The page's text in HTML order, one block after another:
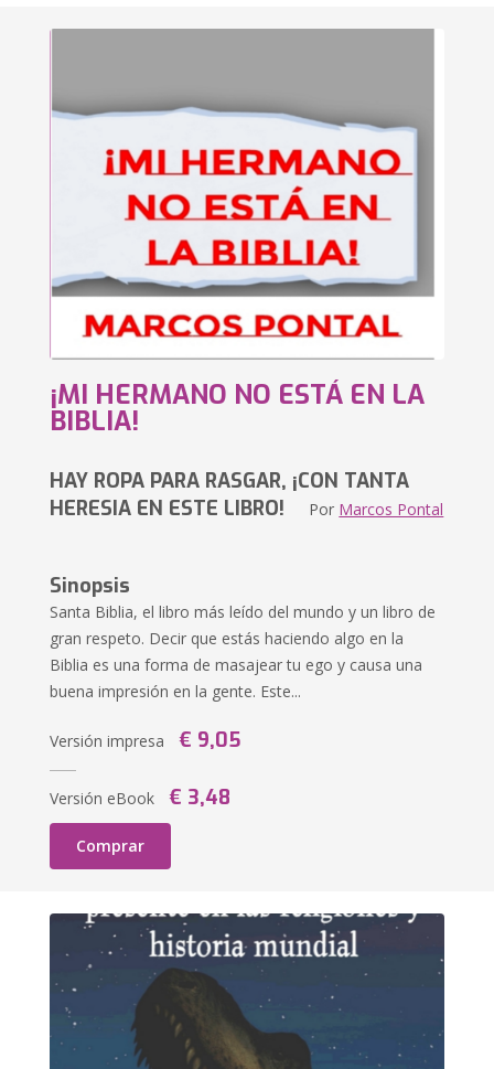
¡MI HERMANO NO ESTÁ EN LA
BIBLIA!
HAY ROPA PARA RASGAR, ¡CON TANTA
HERESIA EN ESTE LIBRO! Por Marcos Pontal
Sinopsis
Santa Biblia, el libro más leído del mundo y un libro de
gran respeto. Decir que estás haciendo algo en la
Biblia es una forma de masajear tu ego y causa una
buena impresión en la gente. Este...
Versión impresa € 9,05
Versión eBook € 3,48
Comprar